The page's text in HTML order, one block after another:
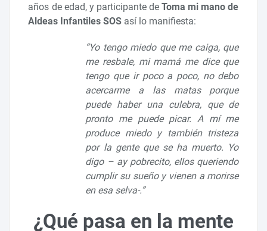
años de edad, y participante deToma mi mano de
Aldeas Infantiles SOS así lo manifiesta:
“Yo tengo miedo que me caiga, que
me resbale, mi mamá me dice que
tengo que ir poco a poco, no debo
acercarme a las matas porque
puede haber una culebra, que de
pronto me puede picar. A mí me
produce miedo y también tristeza
por la gente que se ha muerto. Yo
digo – ay pobrecito, ellos queriendo
cumplir su sueño y vienen a morirse
en esa selva-.”
¿Qué pasa en la mente